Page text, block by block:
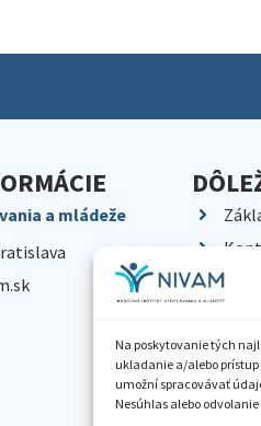
Na poskytovanie tých
ukladanie a/alebo
umožní spracovávať
Nesúhlas alebo
a mládeže